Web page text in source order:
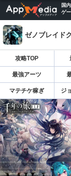
国
ゲ
ゼノブレイド
攻略TOP
最強アーツ
マテチケ稼ぎ ジ